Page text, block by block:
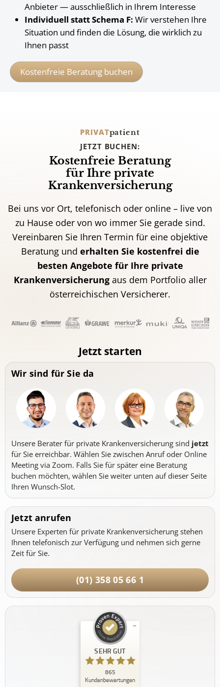
Anbieter — ausschließlich in Ihrem Interesse
Individuell statt Schema F: Wir verstehen Ihre
Situation und finden die Lösung, die wirklich zu
Ihnen passt
Kostenfreie Beratung buchen
PRIVATpatient
JETZT BUCHEN:
Kostenfreie Beratung
für Ihre private
Krankenversicherung
Bei uns vor Ort, telefonisch oder online – live von
zu Hause oder von wo immer Sie gerade sind.
Vereinbaren Sie Ihren Termin für eine objektive
Beratung und erhalten Sie kostenfrei die
besten Angebote für Ihre private
Krankenversicherungaus dem Portfolio aller
österreichischen Versicherer.
Jetzt starten
Wir sind für Sie da
Unsere Berater für private Krankenversicherung sind jetzt
für Sie erreichbar. Wählen Sie zwischen Anruf oder Online
Meeting via Zoom. Falls Sie für später eine Beratung
buchen möchten, wählen Sie weiter unten auf dieser Seite
Ihren Wunsch-Slot.
Jetzt anrufen
Unsere Experten für private Krankenversicherung stehen
Ihnen telefonisch zur Verfügung und nehmen sich gerne
Zeit für Sie.
(01) 358 05 66 1
SEHR GUT
865
Kundenbewertungen
Kundenbewertungen und Erfahrungen zu
PRIVATpatient.at - Private Krankenversicherung
Öster...
%
SEHR GUT